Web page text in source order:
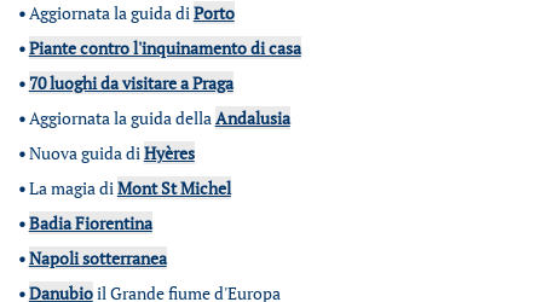
•Aggiornata la guida diPorto
•Piante contro l'inquinamento di casa
• 70 luoghi da visitare a Praga
•Aggiornata la guida dellaAndalusia
•Nuova guida diHyères
•La magia diMont St Michel
•Badia Fiorentina
•Napoli sotterranea
•Danubioil Grande fiume d'Europa